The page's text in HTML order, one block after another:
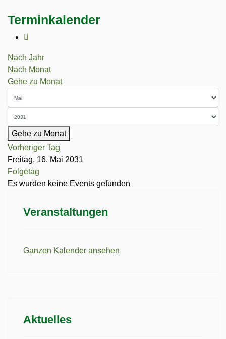
Terminkalender
Nach Jahr
Nach Monat
Gehe zu Monat
Gehe zu Monat
Vorheriger Tag
Freitag, 16. Mai 2031
Folgetag
Es wurden keine Events gefunden
Veranstaltungen
Ganzen Kalender ansehen
Aktuelles